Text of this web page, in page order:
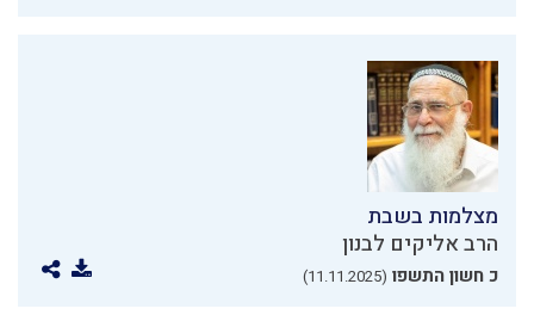
מצלמות בשבת
הרב אליקים לבנון
כ חשון התשפו (11.11.2025)